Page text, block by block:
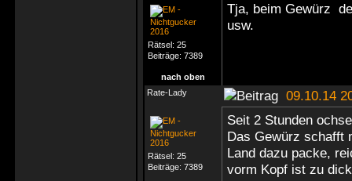
Rätsel: 25
Beiträge: 7389
Tja, beim Gewürz
usw.
nach oben
Rate-Lady
09.10.14
Rätsel: 25
Beiträge: 7389
Seit 2 Stunden
Das Gewürz schafft
Land dazu packe,
vorm Kopf ist zu